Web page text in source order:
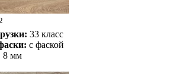
33 класс
с фаской
8 мм